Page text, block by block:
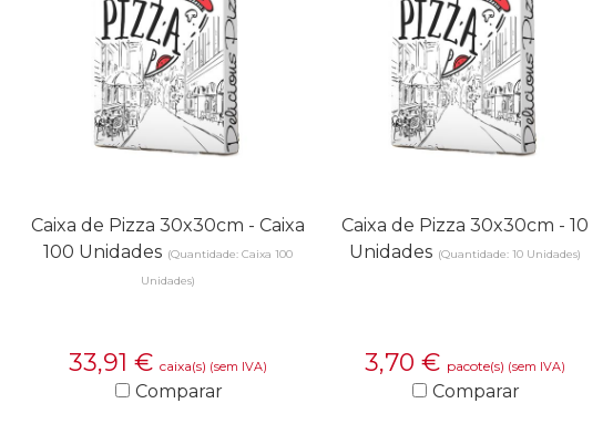
Caixa de Pizza 30x30cm - Caixa
100 Unidades (Quantidade: Caixa 100
Unidades)
33,91 € caixa(s) (sem IVA)
Comparar
Caixa de Pizza 30x30cm - 10
Unidades (Quantidade: 10 Unidades)
3,70 € pacote(s) (sem IVA)
Comparar